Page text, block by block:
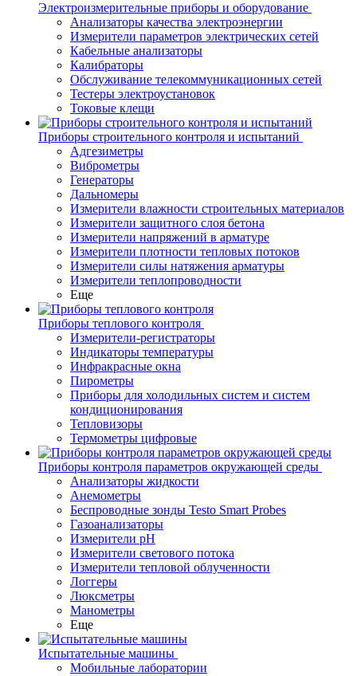
Электроизмерительные приборы и оборудование
Анализаторы качества электроэнергии
Измерители параметров электрических сетей
Кабельные анализаторы
Калибраторы
Обслуживание телекоммуникационных сетей
Тестеры электроустановок
Токовые клещи
Приборы строительного контроля и испытаний
Адгезиметры
Виброметры
Генераторы
Дальномеры
Измерители влажности строительных материалов
Измерители защитного слоя бетона
Измерители напряжений в арматуре
Измерители плотности тепловых потоков
Измерители силы натяжения арматуры
Измерители теплопроводности
Еще
Приборы теплового контроля
Измерители-регистраторы
Индикаторы температуры
Инфракрасные окна
Пирометры
Приборы для холодильных систем и систем
кондиционирования
Тепловизоры
Термометры цифровые
Приборы контроля параметров окружающей среды
Анализаторы жидкости
Анемометры
Беспроводные зонды Testo Smart Probes
Газоанализаторы
Измерители pH
Измерители светового потока
Измерители тепловой облученности
Логгеры
Люксметры
Манометры
Еще
Испытательные машины
Мобильные лаборатории